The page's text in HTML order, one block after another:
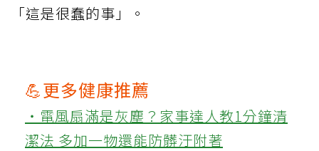
「這是很蠢的事」。
💪更多健康推薦
‧電風扇滿是灰塵？家事達人教1分鐘清
潔法 多加一物還能防髒汙附著